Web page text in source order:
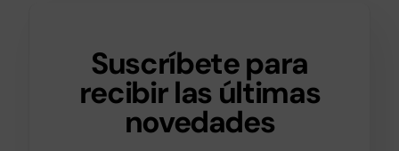
Suscríbete para
recibir las últimas
novedades